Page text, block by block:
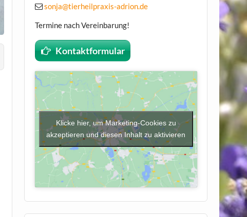
sonja@tierheilpraxis-adrion.de
Termine nach Vereinbarung!
Kontaktformular
Klicke hier, um Marketing-Cookies zu
akzeptieren und diesen Inhalt zu aktivieren